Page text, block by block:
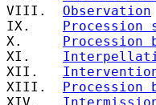
VIII. Observation
IX. Procession
X.
XI.
XII.
XIII.
XIV.